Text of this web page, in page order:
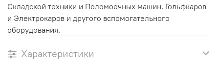
Складской техники и Поломоечных машин, Гольфкаров
и Электрокаров и другого вспомогательного
оборудования.
Характеристики